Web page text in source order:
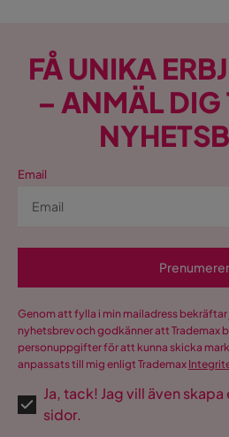
FÅ UNIKA
– ANMÄL DIG
Email
Genom att fylla i min mailadress bekräftar
nyhetsbrev och godkänner att Trademax
personuppgifter för att kunna skicka
anpassats till mig enligt Trademax
Ja, tack! Jag vill även
sidor.